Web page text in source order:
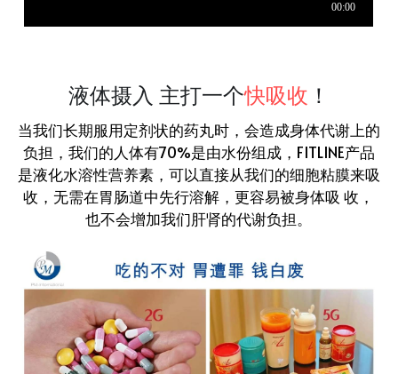
液体摄入 主打一个快吸收 ！
当我们长期服用定剂状的药丸时，会造成身体代谢上的
负担，我们的人体有70%是由水份组成，FITLINE产品
是液化水溶性营养素，可以直接从我们的细胞粘膜来吸
收，无需在胃肠道中先行溶解，更容易被身体吸 收，
也不会增加我们肝肾的代谢负担。